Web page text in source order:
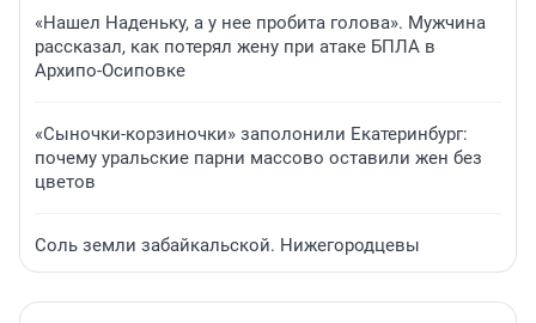
«Нашел Наденьку, а у нее пробита голова». Мужчина
рассказал, как потерял жену при атаке БПЛА в
Архипо-Осиповке
«Сыночки-корзиночки» заполонили Екатеринбург:
почему уральские парни массово оставили жен без
цветов
Соль земли забайкальской. Нижегородцевы